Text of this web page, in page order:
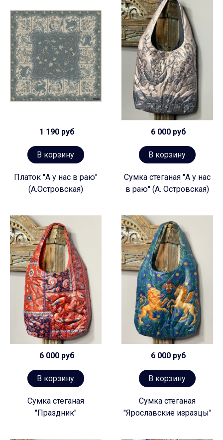
1 190 руб
В корзину
Платок "А у нас в раю"
(А.Островская)
6 000 руб
В корзину
Сумка стеганая "А у нас
в раю" (А. Островская)
6 000 руб
В корзину
Сумка стеганая
"Праздник"
6 000 руб
В корзину
Сумка стеганая
"Ярославские изразцы"